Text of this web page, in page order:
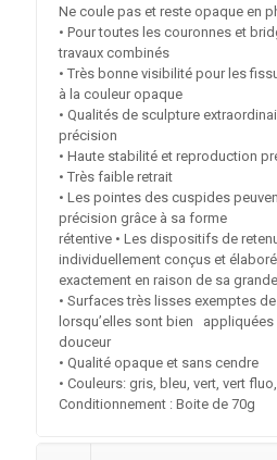
Ne coule pas et reste opaque en
• Pour toutes les couronnes et
travaux combinés
• Très bonne visibilité pour les
à la couleur opaque
• Qualités de sculpture
précision
• Haute stabilité et reproduction
• Très faible retrait
• Les pointes des cuspides
précision grâce à sa forme
rétentive • Les dispositifs de
individuellement conçus et
exactement en raison de sa
• Surfaces très lisses exemptes
lorsqu’elles sont bien appliquées
douceur
• Qualité opaque et sans cendre
• Couleurs: gris, bleu, vert, vert
Conditionnement : Boite de 70g